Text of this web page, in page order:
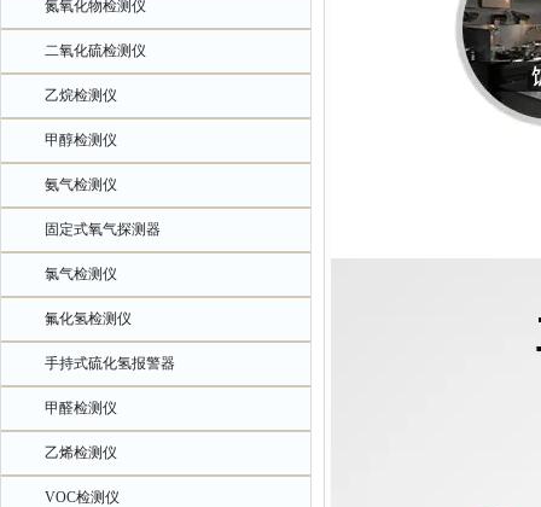
氮氧化物检测仪
二氧化硫检测仪
乙烷检测仪
甲醇检测仪
氨气检测仪
固定式氧气探测器
氯气检测仪
氟化氢检测仪
手持式硫化氢报警器
甲醛检测仪
乙烯检测仪
VOC检测仪